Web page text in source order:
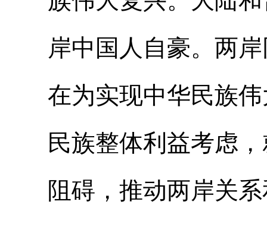
岸中国人自豪。两
在为实现中华民族
民族整体利益考虑
阻碍，推动两岸关